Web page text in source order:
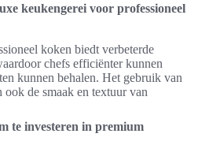
keukengerei voor professioneel
koken biedt verbeterde
chefs efficiënter kunnen
kunnen behalen. Het gebruik van
de smaak en textuur van
te investeren in premium